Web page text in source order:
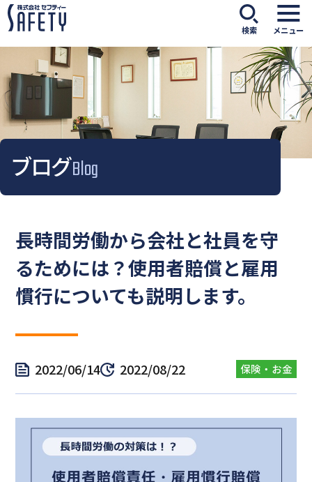
検索 メニュー
ブログBlog
長時間労働から会社と社員を守
るためには？使用者賠償と雇用
慣行についても説明します。
2022/06/14 2022/08/22 保険・お金